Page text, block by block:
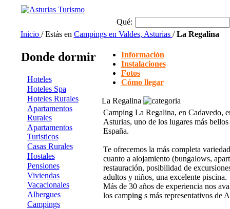
Qué:
Inicio / Estás en Campings en Valdes, Asturias /La Regalina
Donde dormir
Hoteles
Hoteles Spa
Hoteles Rurales
Apartamentos
Rurales
Apartamentos
Turisticos
Casas Rurales
Hostales
Pensiones
Viviendas
Vacacionales
Albergues
Campings
Información
Instalaciones
Fotos
Cómo llegar
La Regalina
Camping La Regalina, en Cadavedo,
Asturias, uno de los lugares más
España.
Te ofrecemos la más completa
cuanto a alojamiento (bungalows,
restauración, posibilidad de
adultos y niños, una excelente piscina.
Más de 30 años de experiencia nos
los camping s más representativos de